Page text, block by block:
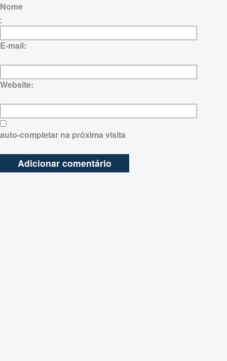
Nome
:
E-mail:
Website:
auto-completar na próxima visita